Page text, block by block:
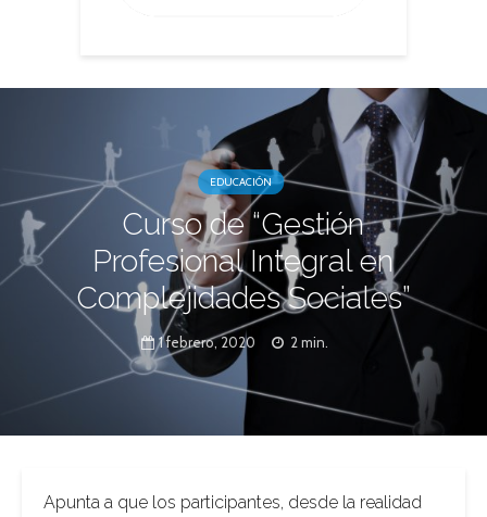
EDUCACIÓN
Curso de “Gestión
Profesional Integral en
Complejidades Sociales”
1 febrero, 2020 2 min.
Apunta a que los participantes, desde la realidad